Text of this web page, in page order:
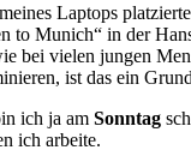
Laptops
to Munich“ in der
vielen jungen
ist das ein
ich ja am Sonntag
ich arbeite.